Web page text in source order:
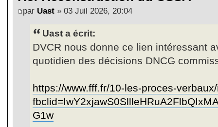
par Uast » 03 Juil 2026, 20:04
Uast a écrit:
DVCR nous donne ce lien intéressant
quotidien des décisions DNCG
https://www.fff.fr/10-les-proces-
G1w